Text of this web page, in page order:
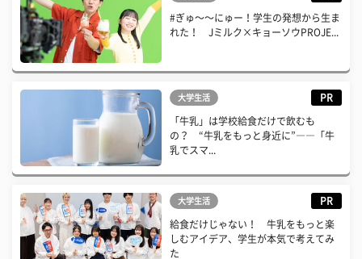
#ぎゅ〜〜にゅー！学生の発想から生ま
れた！ Jミルク×キョーソウPROJE...
大学生活 PR
「牛乳」は学校給食だけで飲むも
の？ “牛乳をもっと身近に”――「牛
乳でスマ...
大学生活 PR
給食だけじゃない！ 牛乳をもっと楽
しむアイデア、学生が本気で考えてみ
た